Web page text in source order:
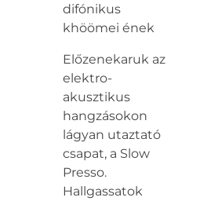
difónikus
khöömei ének
Előzenekaruk az
elektro-
akusztikus
hangzásokon
lágyan utaztató
csapat, a Slow
Presso.
Hallgassatok